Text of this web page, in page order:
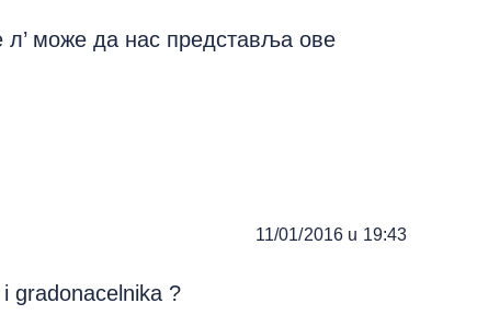
може да нас представља ове
11/01/2016 u 19:43
gradonacelnika ?